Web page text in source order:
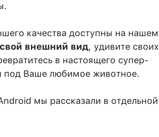
качества доступны на нашем
внешний вид, удивите своих
в настоящего супер-
под Ваше любимое животное.
мы рассказали в отдельной